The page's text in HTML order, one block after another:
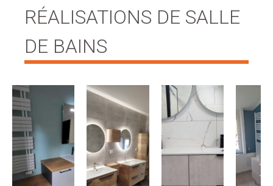
RÉALISATIONS DE SALLE
DE BAINS